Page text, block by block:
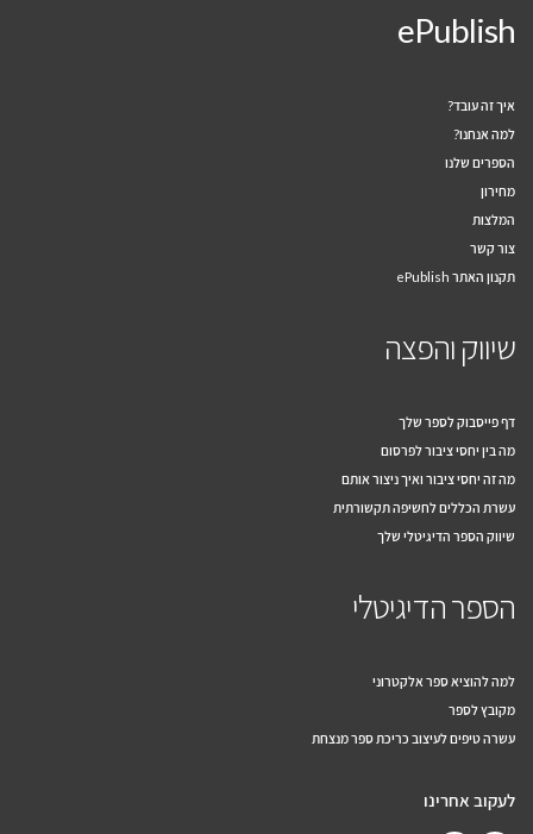
ePublish
איך זה עובד?
למה אנחנו?
הספרים שלנו
מחירון
המלצות
צור קשר
תקנון האתר ePublish
שיווק והפצה
דף פייסבוק לספר שלך
מה בין יחסי ציבור לפרסום
מה זה יחסי ציבור ואיך ניצור אותם
עשרת הכללים לחשיפה תקשורתית
שיווק הספר הדיגיטלי שלך
הספר הדיגיטלי
למה להוציא ספר אלקטרוני
מקובץ לספר
עשרה טיפים לעיצוב כריכת ספר מנצחת
לעקוב אחרינו